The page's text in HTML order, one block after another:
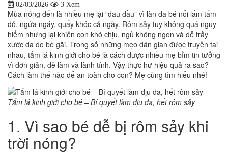
02/03/2026 3 Xem
Mùa nóng đến là nhiều mẹ lại “đau đầu” vì làn da bé nổi lấm tấm
đỏ, ngứa ngáy, quấy khóc cả ngày. Rôm sảy tuy không quá nguy
hiểm nhưng lại khiến con khó chịu, ngủ không ngon và dễ trầy
xước da do bé gãi. Trong số những mẹo dân gian được truyền tai
nhau, tắm lá kinh giới cho bé là cách được nhiều mẹ bỉm tin tưởng
vì đơn giản, dễ làm và lành tính. Vậy thực hư hiệu quả ra sao?
Cách làm thế nào để an toàn cho con? Mẹ cùng tìm hiểu nhé!
Tắm lá kinh giới cho bé – Bí quyết làm dịu da, hết rôm sảy
1. Vì sao bé dễ bị rôm sảy khi
trời nóng?